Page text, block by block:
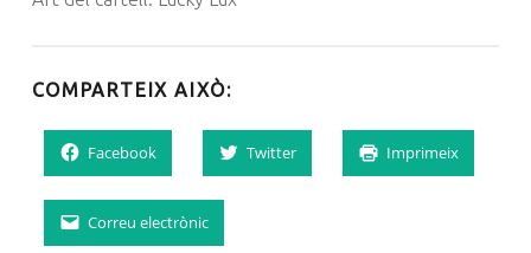
COMPARTEIX AIXÒ:
Facebook Twitter Imprimeix
Correu electrònic